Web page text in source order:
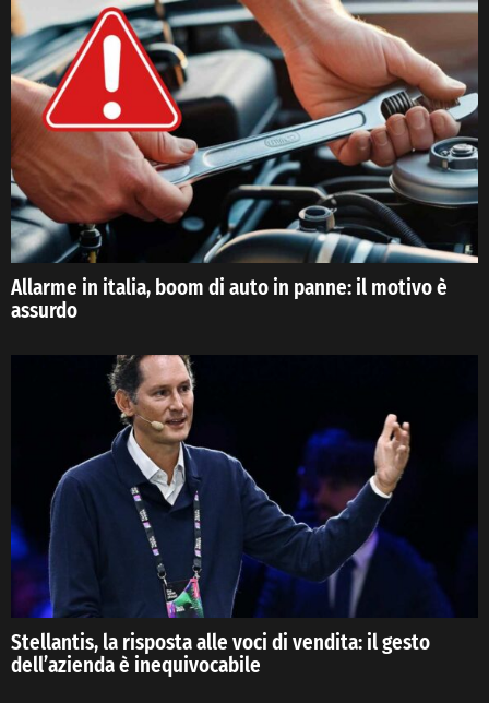
Allarme in italia, boom di auto in panne: il motivo è
assurdo
Stellantis, la risposta alle voci di vendita: il gesto
dell’azienda è inequivocabile